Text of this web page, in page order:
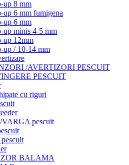
up 8 mm
up 6 mm fumigena
up 6 mm
up minis 4-5 mm
up 12mm
up / 10-14 mm
/AVERTIZORI PESCUIT
PESCUIT
cu riguri
pescuit
BALAMA